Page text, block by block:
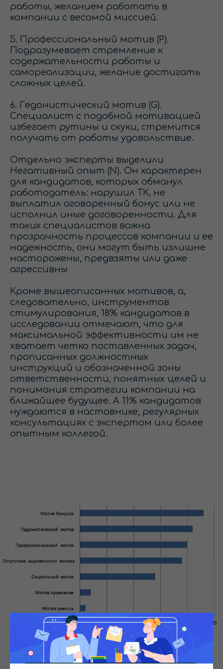
работы, желанием работать в
компании с весомой миссией.
5. Профессиональный мотив (P).
Подразумевает стремление к
содержательности работы и
самореализации, желание достигать
сложных целей.
6. Гедонистический мотив (G).
Специалист с подобной мотивацией
избегает рутины и скуки, стремится
получать от работы удовольствие.
Отдельно эксперты выделили
Негативный опыт (N). Он характерен
для кандидатов, которых обманул
работодатель: нарушил ТК, не
выплатил оговоренный бонус или не
исполнил иные договоренности. Для
таких специалистов важна
прозрачность процессов компании и ее
надежность, они могут быть излишне
насторожены, предвзяты или даже
агрессивны
Кроме вышеописанных мотивов, а,
следовательно, инструментов
стимулирования, 18% кандидатов в
исследовании отмечают, что для
максимальной эффективности им не
хватает четко поставленных задач,
прописанных должностных
инструкций и обозначенной зоны
ответственности, понятных целей и
понимания стратегии компании на
ближайшее будущее. А 11% кандидатов
нуждаются в наставнике, регулярных
консультациях с экспертом или более
опытным коллегой.